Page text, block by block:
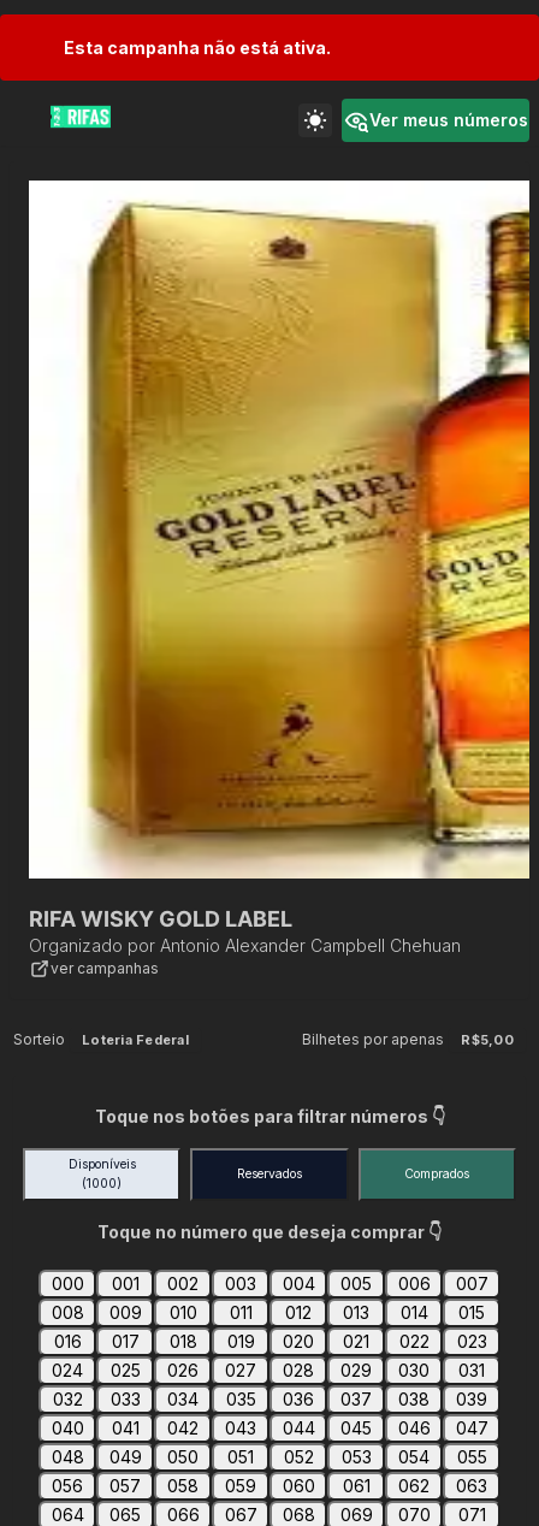
Esta campanha não está ativa.
Ver meus números
RIFA WISKY GOLD LABEL
Organizado por Antonio Alexander Campbell Chehuan
ver campanhas
Sorteio Loteria Federal Bilhetes por apenas R$5,00
Toque nos botões para filtrar números 👇
Disponíveis
(1000)
Reservados Comprados
Toque no número que deseja comprar 👇
000 001 002 003 004 005 006
007
008
009 010 011 012 013 014
015
016
017 018 019 020 021 022
023
024
025 026 027 028 029 030
031
032
033 034 035 036 037 038
039
040
041 042 043 044 045 046
047
048
049 050 051 052 053 054
055
056
057 058 059 060 061 062
063
064
065 066 067 068 069 070
071